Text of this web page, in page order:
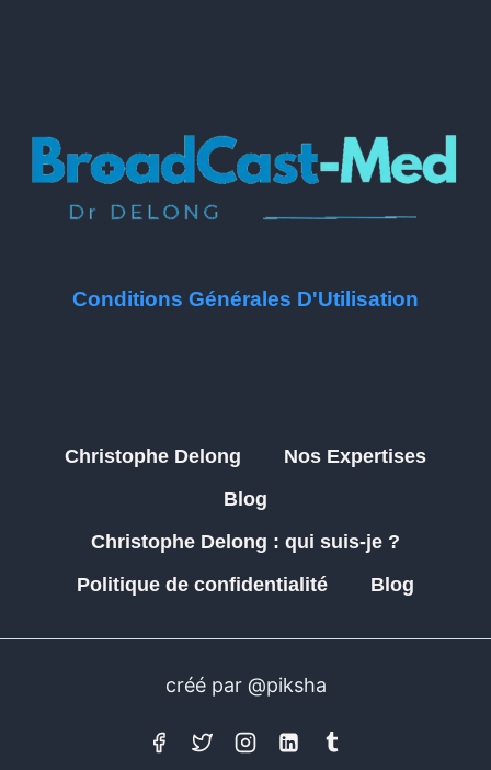
Conditions Générales D'Utilisation
Christophe Delong
Nos Expertises
Blog
Christophe Delong : qui suis-je ?
Politique de confidentialité
Blog
créé par @piksha